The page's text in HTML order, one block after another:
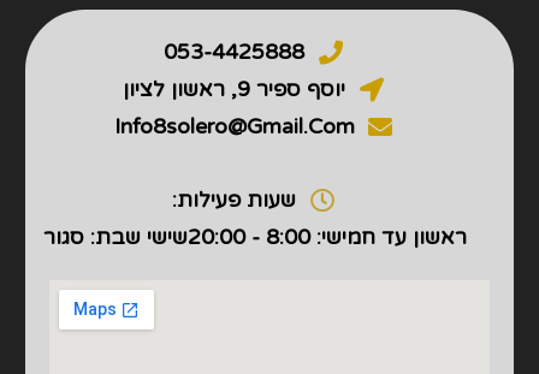
053-4425888
יוסף ספיר 9, ראשון לציון
Info8solero@gmail.com
שעות פעילות:
ראשון עד חמישי: 8:00 - 20:00
שישי שבת: סגור